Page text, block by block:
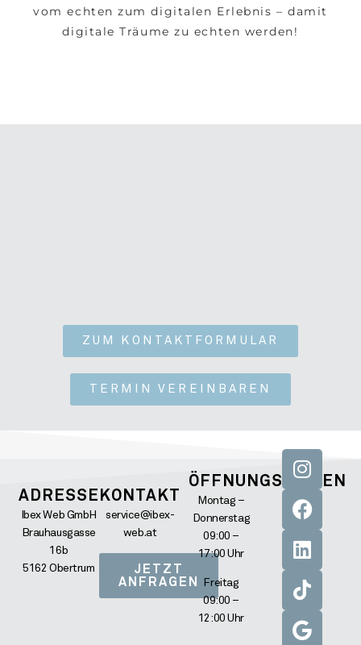
vom echten zum digitalen Erlebnis – damit
digitale Träume zu echten werden!
ZUM KONTAKTFORMULAR
TERMIN VEREINBAREN
ADRESSE
Ibex Web GmbH
Brauhausgasse
16b
5162 Obertrum
KONTAKT
service@ibex-
web.at
JETZT
ANFRAGEN
ÖFFNUNGSZEITEN
Montag –
Donnerstag
09:00 –
17:00 Uhr
Freitag
09:00 –
12:00 Uhr